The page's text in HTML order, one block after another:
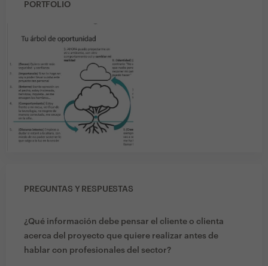
PORTFOLIO
PREGUNTAS Y RESPUESTAS
¿Qué información debe pensar el cliente o clienta
acerca del proyecto que quiere realizar antes de
hablar con profesionales del sector?